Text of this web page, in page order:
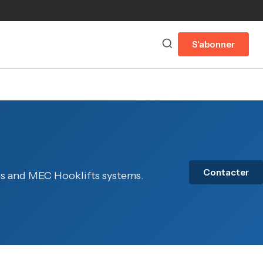
S'abonner
and MEC Hooklifts systems.
Contacter